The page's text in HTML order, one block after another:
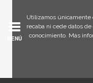
Utilizamos únicamente
recaba ni cede datos
conocimiento. Más
MENÚ